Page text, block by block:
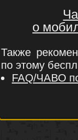
о
Также
по этому
FAQ/ЧАВО